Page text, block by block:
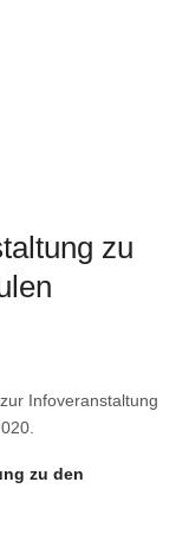
zu
Infoveranstaltung
zu den